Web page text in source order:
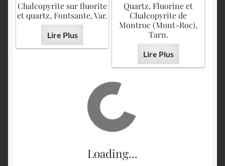
Chalcopyrite sur fluorite
et quartz, Fontsante, Var.
Lire Plus
Quartz, Fluorine et
Chalcopyrite de
Montroc (Mont-Roc),
Tarn.
Lire Plus
Loading...